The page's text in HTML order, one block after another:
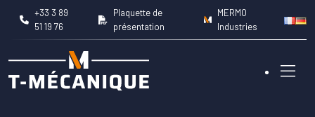
+33 3 89
51 19 76
Plaquette de
présentation
MERMO
Industries